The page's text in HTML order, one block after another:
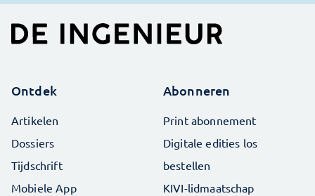
Ontdek
Artikelen
Dossiers
Tijdschrift
Mobiele App
Abonneren
Print abonnement
Digitale edities los
bestellen
KIVI-lidmaatschap